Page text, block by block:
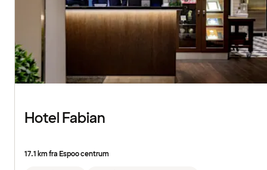
Hotel Fabian
17.1 km fra Espoo centrum